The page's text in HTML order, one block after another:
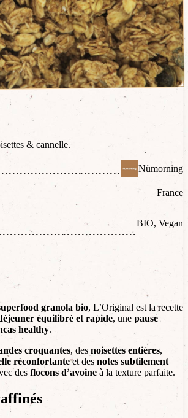
& cannelle.
Nümorning
France
BIO, Vegan
granola bio, L’Original est la recette
équilibré et rapide, une pause
healthy.
croquantes, des noisettes entières,
réconfortanteet des notes subtilement
des flocons d’avoine à la texture parfaite.